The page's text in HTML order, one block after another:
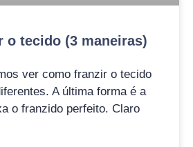
o tecido (3 maneiras)
ver como franzir o tecido
A última forma é a
o franzido perfeito. Claro